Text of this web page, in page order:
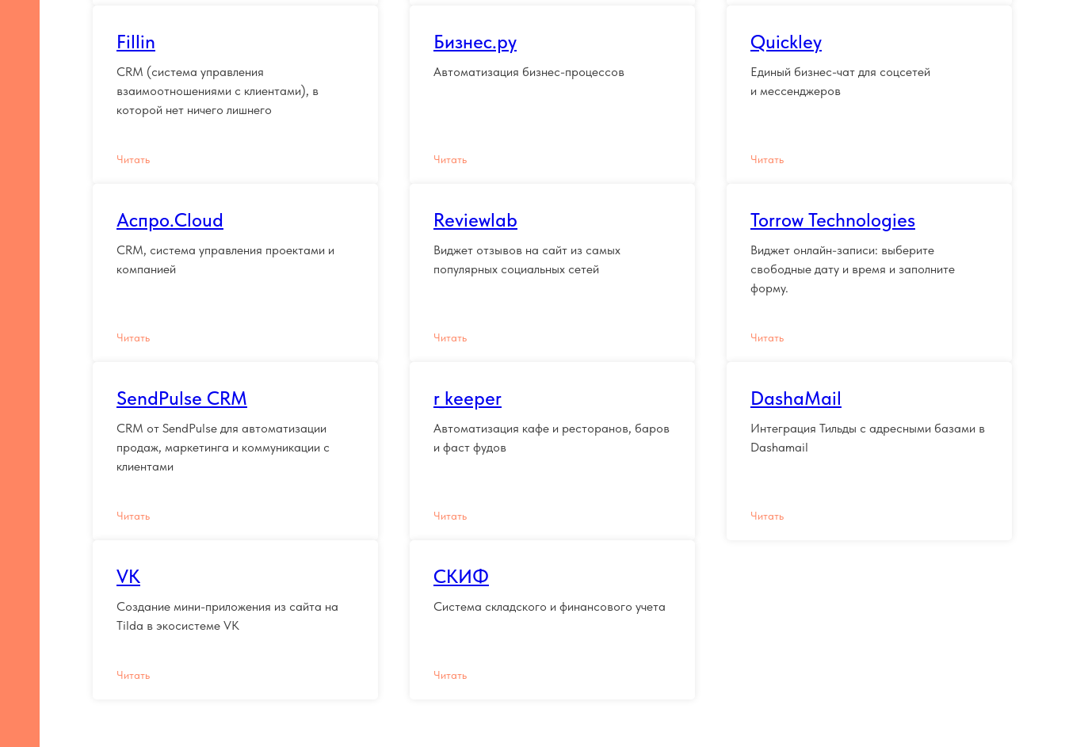
Fillin
CRM (система управления
взаимоотношениями с клиентами), в
которой нет ничего лишнего
Читать
Бизнес.ру
Автоматизация бизнес-процессов
Читать
Quickley
Eдиный бизнес-чат для соцсетей
и мессенджеров
Читать
Аспро.Cloud
CRM, система управления проектами и
компанией
Читать
Reviewlab
Виджет отзывов на сайт из самых
популярных социальных сетей
Читать
Torrow Technologies
Виджет онлайн-записи: выберите
свободные дату и время и заполните
форму.
Читать
SendPulse CRM
CRM от SendPulse для автоматизации
продаж, маркетинга и коммуникации с
клиентами
Читать
r_keeper
Автоматизация кафе и ресторанов, баров
и фаст фудов
Читать
DashaMail
Интеграция Тильды с адресными базами в
Dashamail
Читать
VK
Создание мини-приложения из сайта на
Tilda в экосистеме VK
Читать
СКИФ
Система складского и финансового учета
Читать